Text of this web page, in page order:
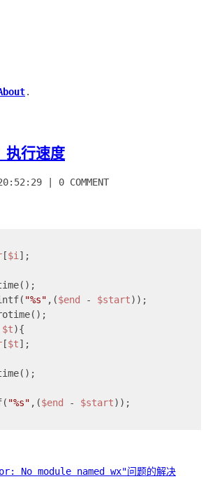
.
执行速度
0 COMMENT
[$i ];
"%s" ,($end - $start
$t){
[$t];
"%s" ,($end - $start
No module named wx"问题的解决